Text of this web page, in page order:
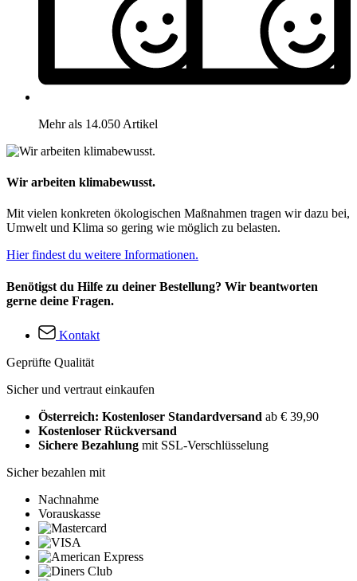
Mehr als 14.050 Artikel
Wir arbeiten klimabewusst.
Mit vielen konkreten ökologischen Maßnahmen tragen wir dazu bei,
Umwelt und Klima so gering wie möglich zu belasten.
Hier findest du weitere Informationen.
Benötigst du Hilfe zu deiner Bestellung? Wir beantworten
gerne deine Fragen.
Kontakt
Geprüfte Qualität
Sicher und vertraut einkaufen
Österreich: Kostenloser Standardversand ab € 39,90
Kostenloser Rückversand
Sichere Bezahlung mit SSL-Verschlüsselung
Sicher bezahlen mit
Nachnahme
Vorauskasse